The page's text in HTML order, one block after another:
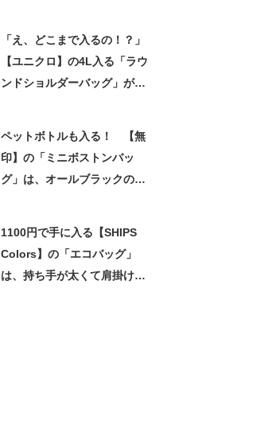
「え、どこまで入るの！？」
【ユニクロ】の4L入る「ラウ
ンドショルダーバッグ」が好
ペットボトルも入る！ 【無
印】の「ミニボストンバッ
グ」は、オールブラックの高
1100円で手に入る【SHIPS
Colors】の「エコバッグ」
は、持ち手が太くて肩掛け快